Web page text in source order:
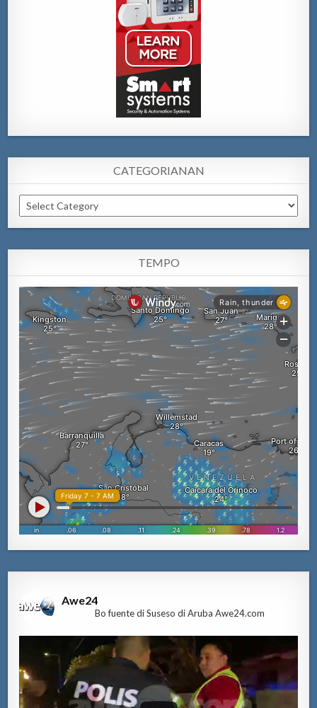
CATEGORIANAN
Categorianan
TEMPO
Awe24
Bo fuente di Suseso di Aruba Awe24.com